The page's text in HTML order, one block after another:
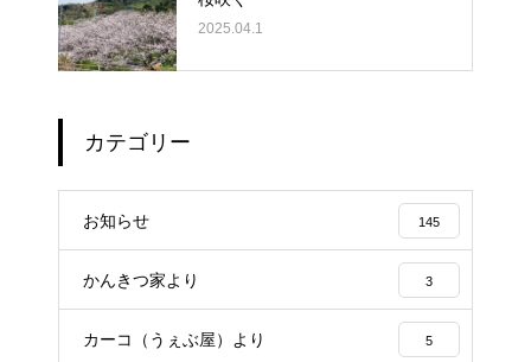
2025.04.1
カテゴリー
お知らせ 145
かんきつ家より 3
カーコ（うぇぶ屋）より 5